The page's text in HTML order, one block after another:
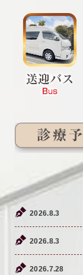
2026.8.3
2026.8.3
2026.7.28